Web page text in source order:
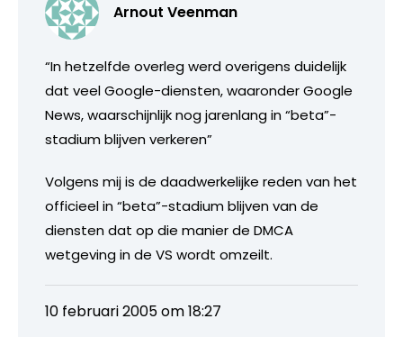
Arnout Veenman
“In hetzelfde overleg werd overigens duidelijk
dat veel Google-diensten, waaronder Google
News, waarschijnlijk nog jarenlang in “beta”-
stadium blijven verkeren”
Volgens mij is de daadwerkelijke reden van het
officieel in “beta”-stadium blijven van de
diensten dat op die manier de DMCA
wetgeving in de VS wordt omzeilt.
10 februari 2005 om 18:27